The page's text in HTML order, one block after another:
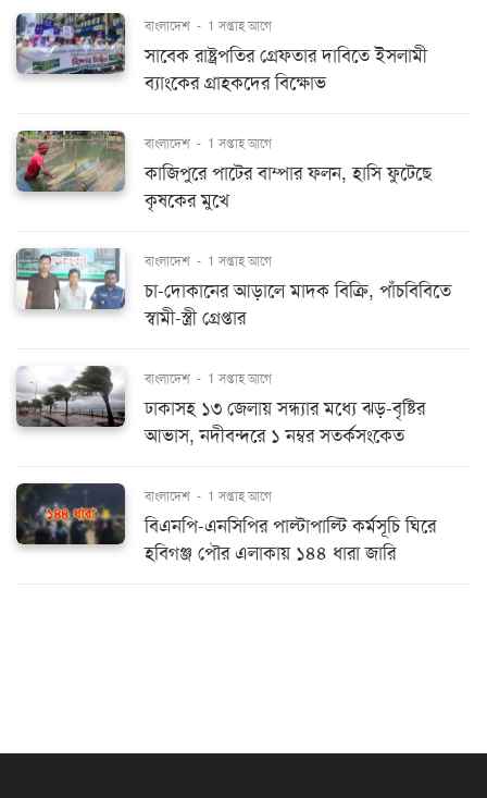
বাংলাদেশ - 1 সপ্তাহ আগে
সাবেক রাষ্ট্রপতির গ্রেফতার দাবিতে ইসলামী
ব্যাংকের গ্রাহকদের বিক্ষোভ
বাংলাদেশ - 1 সপ্তাহ আগে
কাজিপুরে পাটের বাম্পার ফলন, হাসি ফুটেছে
কৃষকের মুখে
বাংলাদেশ - 1 সপ্তাহ আগে
চা-দোকানের আড়ালে মাদক বিক্রি, পাঁচবিবিতে
স্বামী-স্ত্রী গ্রেপ্তার
বাংলাদেশ - 1 সপ্তাহ আগে
ঢাকাসহ ১৩ জেলায় সন্ধ্যার মধ্যে ঝড়-বৃষ্টির
আভাস, নদীবন্দরে ১ নম্বর সতর্কসংকেত
বাংলাদেশ - 1 সপ্তাহ আগে
বিএনপি-এনসিপির পাল্টাপাল্টি কর্মসূচি ঘিরে
হবিগঞ্জ পৌর এলাকায় ১৪৪ ধারা জারি